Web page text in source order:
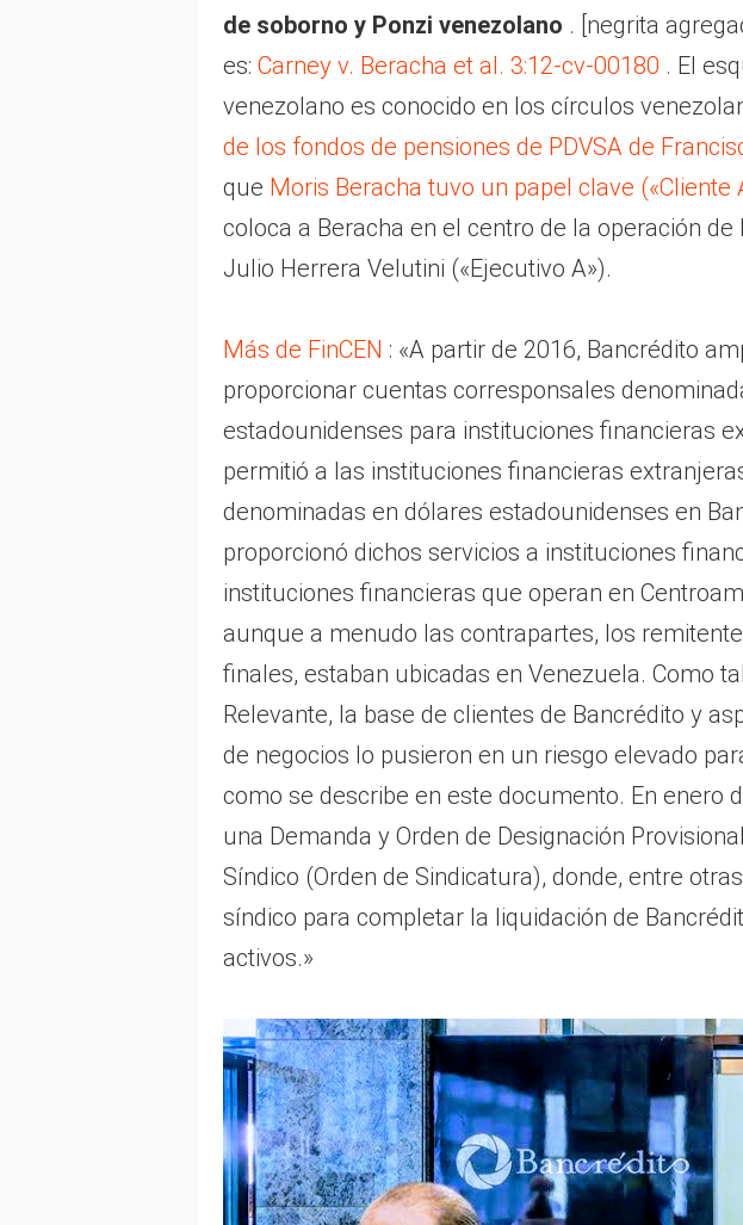
de soborno y Ponzi venezolano . [negrita
es: Carney v. Beracha et al. 3:12-cv-00180 . El
venezolano es conocido en los círculos
de los fondos de pensiones de PDVSA de
que Moris Beracha tuvo un papel clave («Cliente
coloca a Beracha en el centro de la operación de
Julio Herrera Velutini («Ejecutivo A»).
Más de FinCEN : «A partir de 2016, Bancrédito
proporcionar cuentas corresponsales
estadounidenses para instituciones financieras
permitió a las instituciones financieras
denominadas en dólares estadounidenses en
proporcionó dichos servicios a instituciones
instituciones financieras que operan en
aunque a menudo las contrapartes, los
finales, estaban ubicadas en Venezuela. Como
Relevante, la base de clientes de Bancrédito y
de negocios lo pusieron en un riesgo elevado
como se describe en este documento. En enero
una Demanda y Orden de Designación
Síndico (Orden de Sindicatura), donde, entre
síndico para completar la liquidación de
activos.»